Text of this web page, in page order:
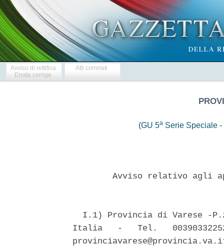
Avviso di rettifica
Errata corrige
Atti correlati
(GU 5aSerie Speciale -
Avviso relativo agli
I.1) Provincia di Varese -
Italia   -   Tel.